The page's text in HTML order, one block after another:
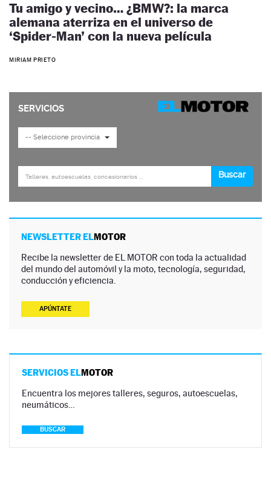
Tu amigo y vecino… ¿BMW?: la marca
alemana aterriza en el universo de
‘Spider‑Man’ con la nueva película
MIRIAM PRIETO
NEWSLETTER ELMOTOR
Recibe la newsletter de EL MOTOR con toda la actualidad
del mundo del automóvil y la moto, tecnología, seguridad,
conducción y eficiencia.
APÚNTATE
SERVICIOS ELMOTOR
Encuentra los mejores talleres, seguros, autoescuelas,
neumáticos…
BUSCAR